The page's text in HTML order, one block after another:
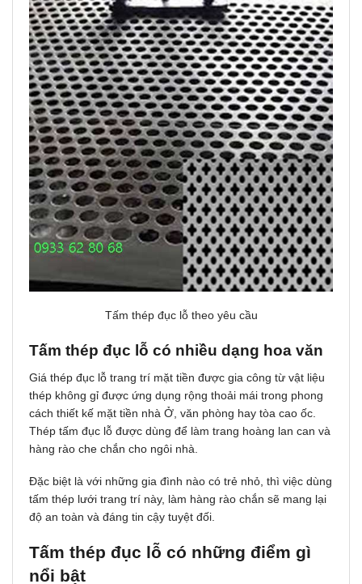
Tấm thép đục lỗ theo yêu cầu
Tấm thép đục lỗ có nhiều dạng hoa văn
Giá thép đục lỗ trang trí mặt tiền được gia công từ vật liệu
thép không gỉ được ứng dụng rộng thoải mái trong phong
cách thiết kế mặt tiền nhà Ở, văn phòng hay tòa cao ốc.
Thép tấm đục lỗ được dùng để làm trang hoàng lan can và
hàng rào che chắn cho ngôi nhà.
Đặc biệt là với những gia đình nào có trẻ nhỏ, thì việc dùng
tấm thép lưới trang trí này, làm hàng rào chắn sẽ mang lại
độ an toàn và đáng tin cậy tuyệt đối.
Tấm thép đục lỗ có những điểm gì
nổi bật